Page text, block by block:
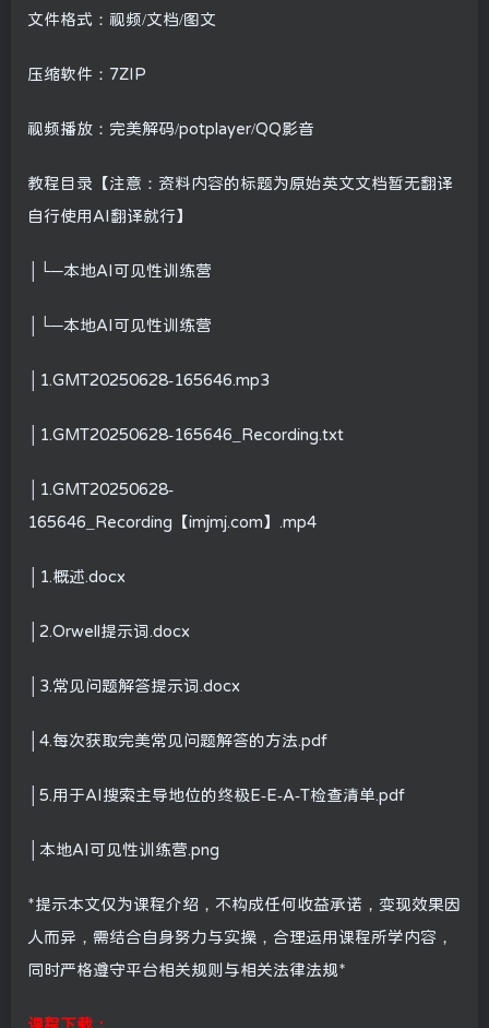
文件格式：视频/文档/图文
压缩软件：7ZIP
视频播放：完美解码/potplayer/QQ影音
教程目录【注意：资料内容的标题为原始英文文档暂无翻译
自行使用AI翻译就行】
│└─本地AI可见性训练营
│└─本地AI可见性训练营
│1.GMT20250628-165646.mp3
│1.GMT20250628-165646_Recording.txt
│1.GMT20250628-
165646_Recording【imjmj.com】.mp4
│1.概述.docx
│2.Orwell提示词.docx
│3.常见问题解答提示词.docx
│4.每次获取完美常见问题解答的方法.pdf
│5.用于AI搜索主导地位的终极E-E-A-T检查清单.pdf
│本地AI可见性训练营.png
*提示本文仅为课程介绍，不构成任何收益承诺，变现效果因
人而异，需结合自身努力与实操，合理运用课程所学内容，
同时严格遵守平台相关规则与相关法律法规*
课程下载：